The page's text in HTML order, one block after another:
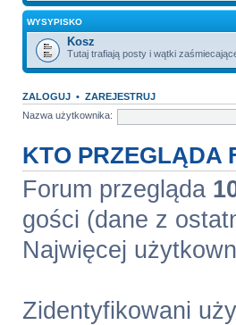
WYSYPISKO
Kosz
Tutaj trafiają posty i wątki
ZALOGUJ• ZAREJESTRUJ
Nazwa użytkownika:
KTO PRZEGLĄDA
Forum przegląda
gości (dane z
Najwięcej
Zidentyfikowani